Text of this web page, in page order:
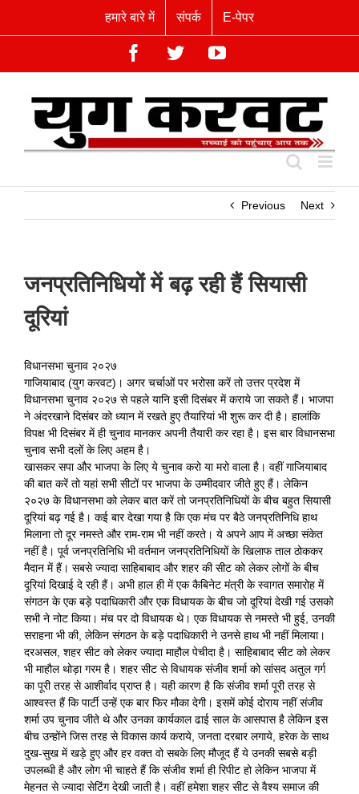
हमारे बारे में संपर्क E-पेपर
Facebook
TwitterYouTube
Previous Next
जनप्रतिनिधियों में बढ़ रही हैं सियासी
दूरियां
विधानसभा चुनाव २०२७
गाजियाबाद (युग करवट)। अगर चर्चाओं पर भरोसा करें तो उत्तर प्रदेश में
विधानसभा चुनाव २०२७ से पहले यानि इसी दिसंबर में कराये जा सकते हैं। भाजपा
ने अंदरखाने दिसंबर को ध्यान में रखते हुए तैयारियां भी शुरू कर दी है। हालांकि
विपक्ष भी दिसंबर में ही चुनाव मानकर अपनी तैयारी कर रहा है। इस बार विधानसभा
चुनाव सभी दलों के लिए अहम है।
खासकर सपा और भाजपा के लिए ये चुनाव करो या मरो वाला है। वहीं गाजियाबाद
की बात करें तो यहां सभी सीटों पर भाजपा के उम्मीदवार जीते हुए हैं। लेकिन
२०२७ के विधानसभा को लेकर बात करें तो जनप्रतिनिधियों के बीच बहुत सियासी
दूरियां बढ़ गई है। कई बार देखा गया है कि एक मंच पर बैठे जनप्रतिनिधि हाथ
मिलाना तो दूर नमस्ते और राम-राम भी नहीं करते। ये अपने आप में अच्छा संकेत
नहीं है। पूर्व जनप्रतिनिधि भी वर्तमान जनप्रतिनिधियों के खिलाफ ताल ठोककर
मैदान में हैं। सबसे ज्यादा साहिबाबाद और शहर की सीट को लेकर लोगों के बीच
दूरियां दिखाई दे रही हैं। अभी हाल ही में एक कैबिनेट मंत्री के स्वागत समारोह में
संगठन के एक बड़े पदाधिकारी और एक विधायक के बीच जो दूरियां देखी गई उसको
सभी ने नोट किया। मंच पर दो विधायक थे। एक विधायक से नमस्ते भी हुई, उनकी
सराहना भी की, लेकिन संगठन के बड़े पदाधिकारी ने उनसे हाथ भी नहीं मिलाया।
दरअसल, शहर सीट को लेकर ज्यादा माहौल पेचीदा है। साहिबाबाद सीट को लेकर
भी माहौल थोड़ा गरम है। शहर सीट से विधायक संजीव शर्मा को सांसद अतुल गर्ग
का पूरी तरह से आशीर्वाद प्राप्त है। यही कारण है कि संजीव शर्मा पूरी तरह से
आश्वस्त हैं कि पार्टी उन्हें एक बार फिर मौका देगी। इसमें कोई दोराय नहीं संजीव
शर्मा उप चुनाव जीते थे और उनका कार्यकाल ढाई साल के आसपास है लेकिन इस
बीच उन्होंने जिस तरह से विकास कार्य कराये, जनता दरबार लगाये, हरेक के साथ
दुख-सुख में खड़े हुए और हर वक्त वो सबके लिए मौजूद हैं ये उनकी सबसे बड़ी
उपलब्धी है और लोग भी चाहते हैं कि संजीव शर्मा ही रिपीट हो लेकिन भाजपा में
मेहनत से ज्यादा सेटिंग देखी जाती है। वहीं हमेशा शहर सीट से वैश्य समाज की